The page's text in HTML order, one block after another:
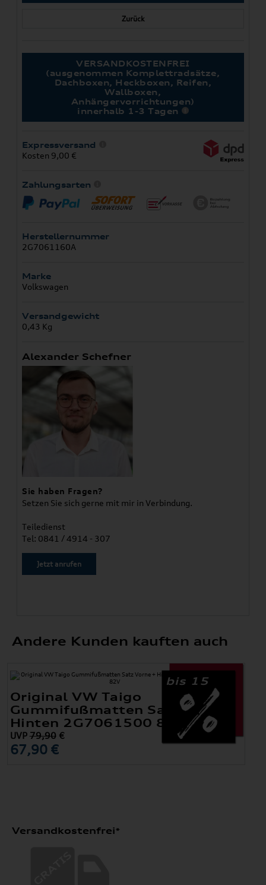
Zurück
VERSANDKOSTENFREI
(ausgenommen Komplettradsätze,
Dachboxen, Heckboxen, Reifen,
Wallboxen,
Anhängervorrichtungen)
innerhalb 1-3 Tagen
Expressversand
Kosten 9,00 €
Zahlungsarten
Herstellernummer
2G7061160A
Marke
Volkswagen
Versandgewicht
0,43 Kg
Alexander Schefner
Sie haben Fragen?
Setzen Sie sich gerne mit mir in Verbindung.
Teiledienst
Tel: 0841 / 4914 - 307
Jetzt anrufen
Andere Kunden kauften auch
bis 15
Original VW Taigo
Gummifußmatten Satz Vorne +
Hinten 2G7061500 82V
UVP 79,90€
67,90 €
Versandkostenfrei*